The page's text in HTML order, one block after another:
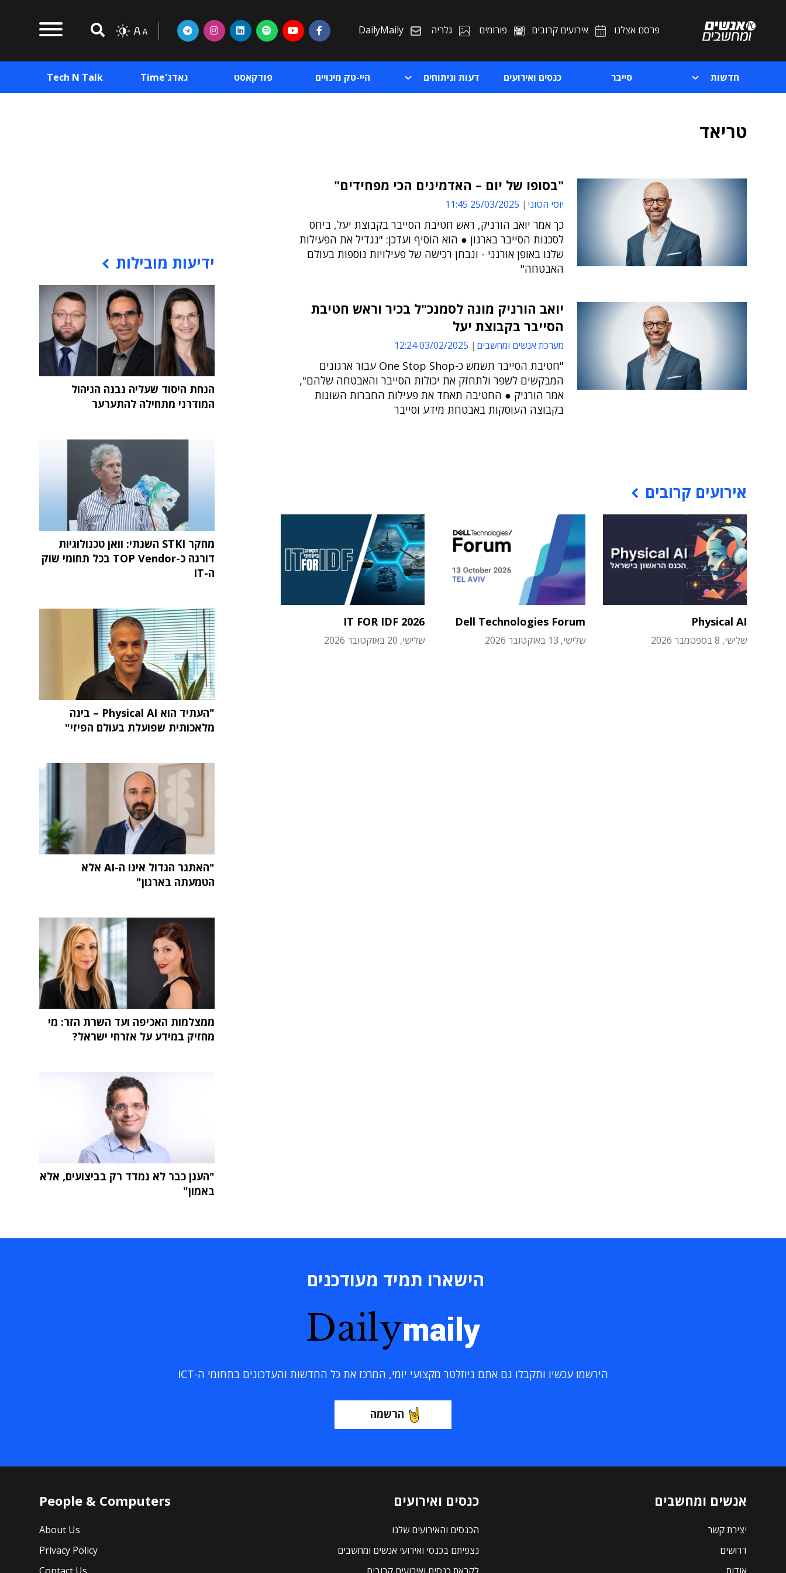
פרסם אצלנו אירועים קרובים פורומים גלריה DailyMaily
חדשות סייבר כנסים ואירועים דעות וניתוחים היי-טק מינויים פודקאסט גאדג'Time Tech N Talk
טריאד
"בסופו של יום – האדמינים הכי מפחידים"
יוסי הטוני 25/03/2025 11:45
כך אמר יואב הורניק, ראש חטיבת הסייבר בקבוצת יעל, ביחס
לסכנות הסייבר בארגון ● הוא הוסיף ועדכן: "נגדיל את הפעילות
שלנו באופן אורגני - ונבחן רכישה של פעילויות נוספות בעולם
האבטחה"
יואב הורניק מונה לסמנכ"ל בכיר וראש חטיבת
הסייבר בקבוצת יעל
מערכת אנשים ומחשבים 03/02/2025 12:24
"חטיבת הסייבר תשמש כ-One Stop Shop עבור ארגונים
המבקשים לשפר ולתחזק את יכולות הסייבר והאבטחה שלהם",
אמר הורניק ● החטיבה תאחד את פעילות החברות השונות
בקבוצה העוסקות באבטחת מידע וסייבר
אירועים קרובים
Physical AI
שלישי, 8 בספטמבר 2026
Dell Technologies Forum
שלישי, 13 באוקטובר 2026
IT FOR IDF 2026
שלישי, 20 באוקטובר 2026
ידיעות מובילות
הנחת היסוד שעליה נבנה הניהול
המודרני מתחילה להתערער
מחקר STKI השנתי: וואן טכנולוגיות
דורגה כ-TOP Vendor בכל תחומי שוק
ה-IT
"העתיד הוא Physical AI – בינה
מלאכותית שפועלת בעולם הפיזי"
"האתגר הגדול אינו ה-AI אלא
הטמעתה בארגון"
ממצלמות האכיפה ועד השרת הזר: מי
מחזיק במידע על אזרחי ישראל?
"הענן כבר לא נמדד רק בביצועים, אלא
באמון"
הישארו תמיד מעודכנים
Dailymaily
הירשמו עכשיו ותקבלו גם אתם ניוזלטר מקצועי יומי, המרכז את כל החדשות והעדכונים בתחומי ה-ICT
הרשמה
אנשים ומחשבים
יצירת קשר
דרושים
כנסים ואירועים
הכנסים והאירועים שלנו
נצפיתם בכנסי ואירועי אנשים ומחשבים
People & Computers
About Us
Privacy Policy